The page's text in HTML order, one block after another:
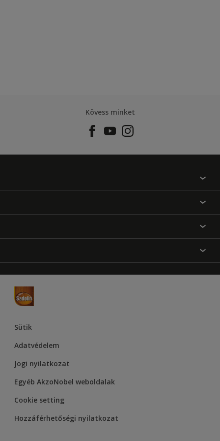
Kövess minket
Üzlet kereső
Inspiráció
Hozzáférhetőség
Dulux
Supralux
Sütik
Adatvédelem
Jogi nyilatkozat
Egyéb AkzoNobel weboldalak
Cookie setting
Hozzáférhetőségi nyilatkozat